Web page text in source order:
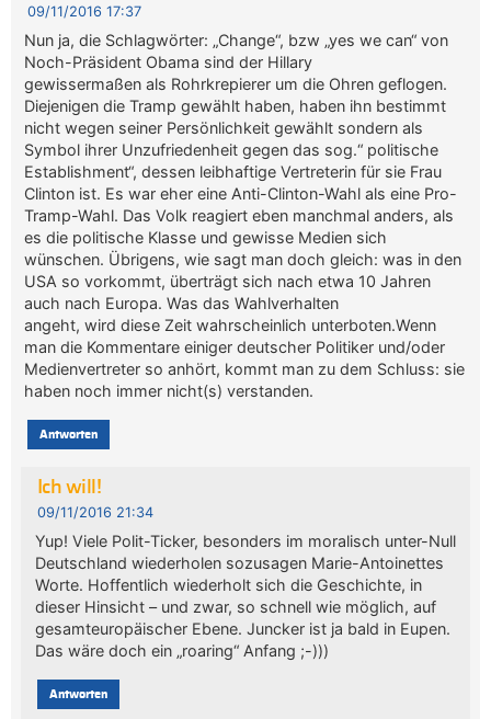
09/11/2016 17:37
Nun ja, die Schlagwörter: „Change“, bzw „yes we can“ von
Noch-Präsident Obama sind der Hillary
gewissermaßen als Rohrkrepierer um die Ohren geflogen.
Diejenigen die Tramp gewählt haben, haben ihn bestimmt
nicht wegen seiner Persönlichkeit gewählt sondern als
Symbol ihrer Unzufriedenheit gegen das sog.“ politische
Establishment“, dessen leibhaftige Vertreterin für sie Frau
Clinton ist. Es war eher eine Anti-Clinton-Wahl als eine Pro-
Tramp-Wahl. Das Volk reagiert eben manchmal anders, als
es die politische Klasse und gewisse Medien sich
wünschen. Übrigens, wie sagt man doch gleich: was in den
USA so vorkommt, überträgt sich nach etwa 10 Jahren
auch nach Europa. Was das Wahlverhalten
angeht, wird diese Zeit wahrscheinlich unterboten.Wenn
man die Kommentare einiger deutscher Politiker und/oder
Medienvertreter so anhört, kommt man zu dem Schluss: sie
haben noch immer nicht(s) verstanden.
Antworten
Ich will!
09/11/2016 21:34
Yup! Viele Polit-Ticker, besonders im moralisch unter-Null
Deutschland wiederholen sozusagen Marie-Antoinettes
Worte. Hoffentlich wiederholt sich die Geschichte, in
dieser Hinsicht – und zwar, so schnell wie möglich, auf
gesamteuropäischer Ebene. Juncker ist ja bald in Eupen.
Das wäre doch ein „roaring“ Anfang ;-)))
Antworten